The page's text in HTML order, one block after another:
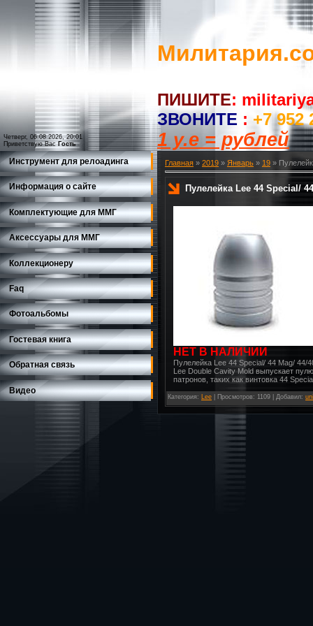
Четверг, 06.08.2026, 20:01
Приветствую Вас Гость
ПИШИТЕ:
ЗВОНИТЕ : +7 952
1 у.е = рублей
Инструмент для релоадинга
Информация о сайте
Комплектующие для ММГ
Аксессуары для ММГ
Коллекционеру
Faq
Фотоальбомы
Гостевая книга
Обратная связь
Видео
Главная » 2019 » Январь » 19 »
Пулелейка Lee 44 Special/
НЕТ В НАЛИЧИИ
Пулелейка Lee 44 Special/ 44 Mag/
Lee Double Cavity Mold выпускает
патронов, таких как винтовка 44
Категория: Lee Просмотров: 1109 | Добавил: